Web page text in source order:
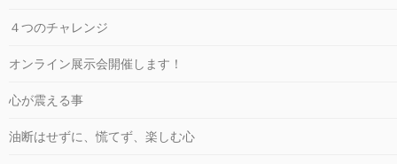
４つのチャレンジ
オンライン展示会開催します！
心が震える事
油断はせずに、慌てず、楽しむ心